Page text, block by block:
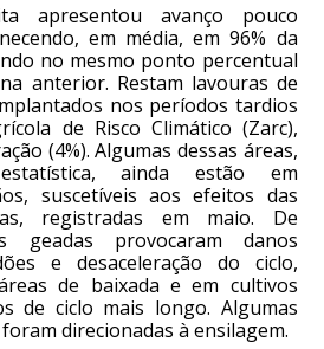
apresentou avanço pouco
em média, em 96% da
no mesmo ponto percentual
anterior. Restam lavouras de
nos períodos tardios
de Risco Climático (Zarc),
(4%). Algumas dessas áreas,
ainda estão em
suscetíveis aos efeitos das
registradas em maio. De
geadas provocaram danos
e desaceleração do ciclo,
de baixada e em cultivos
de ciclo mais longo. Algumas
direcionadas à ensilagem.